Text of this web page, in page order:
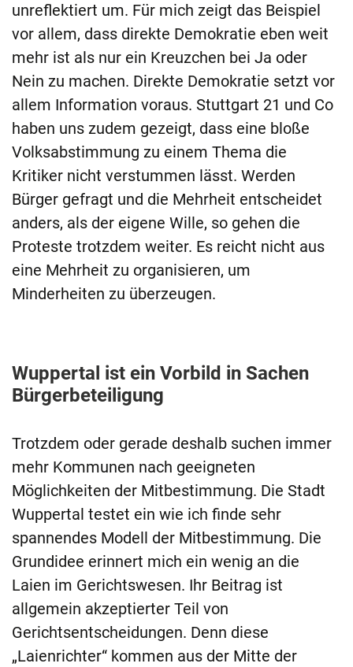
unreflektiert um. Für mich zeigt das Beispiel
vor allem, dass direkte Demokratie eben weit
mehr ist als nur ein Kreuzchen bei Ja oder
Nein zu machen. Direkte Demokratie setzt vor
allem Information voraus. Stuttgart 21 und Co
haben uns zudem gezeigt, dass eine bloße
Volksabstimmung zu einem Thema die
Kritiker nicht verstummen lässt. Werden
Bürger gefragt und die Mehrheit entscheidet
anders, als der eigene Wille, so gehen die
Proteste trotzdem weiter. Es reicht nicht aus
eine Mehrheit zu organisieren, um
Minderheiten zu überzeugen.
Wuppertal ist ein Vorbild in Sachen
Bürgerbeteiligung
Trotzdem oder gerade deshalb suchen immer
mehr Kommunen nach geeigneten
Möglichkeiten der Mitbestimmung. Die Stadt
Wuppertal testet ein wie ich finde sehr
spannendes Modell der Mitbestimmung. Die
Grundidee erinnert mich ein wenig an die
Laien im Gerichtswesen. Ihr Beitrag ist
allgemein akzeptierter Teil von
Gerichtsentscheidungen. Denn diese
„Laienrichter“ kommen aus der Mitte der